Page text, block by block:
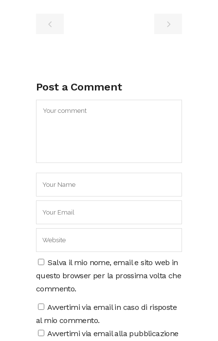
Post a Comment
Salva il mio nome, email e sito web in
questo browser per la prossima volta che
commento.
Avvertimi via email in caso di risposte
al mio commento.
Avvertimi via email alla pubblicazione